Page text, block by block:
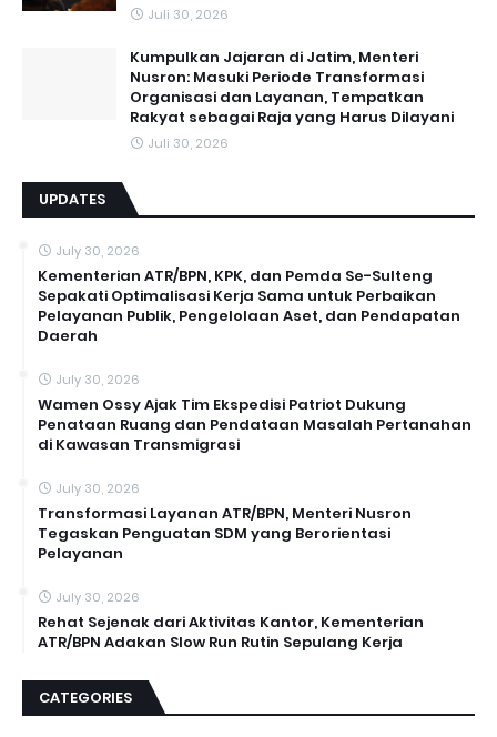
Juli 30, 2026
Kumpulkan Jajaran di Jatim, Menteri
Nusron: Masuki Periode Transformasi
Organisasi dan Layanan, Tempatkan
Rakyat sebagai Raja yang Harus Dilayani
Juli 30, 2026
UPDATES
July 30, 2026
Kementerian ATR/BPN, KPK, dan Pemda Se-Sulteng
Sepakati Optimalisasi Kerja Sama untuk Perbaikan
Pelayanan Publik, Pengelolaan Aset, dan Pendapatan
Daerah
July 30, 2026
Wamen Ossy Ajak Tim Ekspedisi Patriot Dukung
Penataan Ruang dan Pendataan Masalah Pertanahan
di Kawasan Transmigrasi
July 30, 2026
Transformasi Layanan ATR/BPN, Menteri Nusron
Tegaskan Penguatan SDM yang Berorientasi
Pelayanan
July 30, 2026
Rehat Sejenak dari Aktivitas Kantor, Kementerian
ATR/BPN Adakan Slow Run Rutin Sepulang Kerja
CATEGORIES